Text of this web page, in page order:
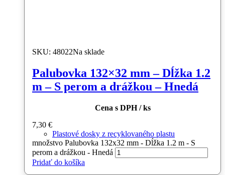
SKU: 48022Na sklade
Palubovka 132×32 mm – Dĺžka 1.2
m – S perom a drážkou – Hnedá
Cena s DPH / ks
7,30 €
Plastové dosky z recyklovaného plastu
množstvo Palubovka 132x32 mm - Dĺžka 1.2 m - S
perom a drážkou - Hnedá
Pridať do košíka